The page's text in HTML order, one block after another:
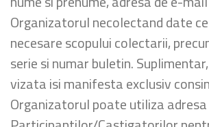
Organizatorul necolectand date
necesare scopului colectarii,
serie si numar buletin.
vizata isi manifesta exclusiv
Organizatorul poate utiliza